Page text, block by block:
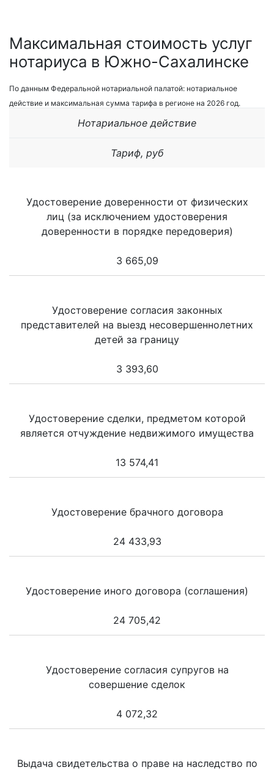
Максимальная стоимость услуг
нотариуса в Южно-Сахалинске
По данным Федеральной нотариальной палатой: нотариальное
действие и максимальная сумма тарифа в регионе на 2026 год.
Нотариальное действие
Тариф, руб
Удостоверение доверенности от физических
лиц (за исключением удостоверения
доверенности в порядке передоверия)
3 665,09
Удостоверение согласия законных
представителей на выезд несовершеннолетних
детей за границу
3 393,60
Удостоверение сделки, предметом которой
является отчуждение недвижимого имущества
13 574,41
Удостоверение брачного договора
24 433,93
Удостоверение иного договора (соглашения)
24 705,42
Удостоверение согласия супругов на
совершение сделок
4 072,32
Выдача свидетельства о праве на наследство по